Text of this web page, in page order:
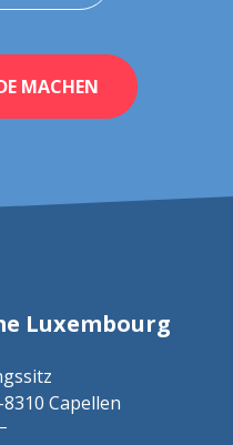
MACHEN
Luxembourg
8310 Capellen